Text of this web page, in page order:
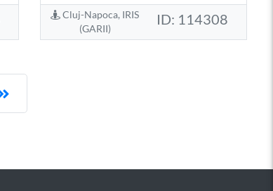
Cluj-Napoca, IRIS
(GARII)
ID: 114308
Pagina următoare